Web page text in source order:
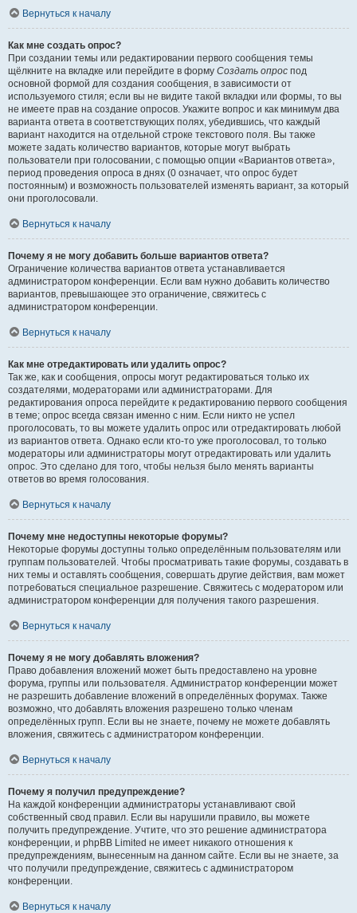
Вернуться к началу
Как мне создать опрос?
При создании темы или редактировании первого сообщения темы
щёлкните на вкладке или перейдите в форму Создать опрос под
основной формой для создания сообщения, в зависимости от
используемого стиля; если вы не видите такой вкладки или формы, то вы
не имеете прав на создание опросов. Укажите вопрос и как минимум два
варианта ответа в соответствующих полях, убедившись, что каждый
вариант находится на отдельной строке текстового поля. Вы также
можете задать количество вариантов, которые могут выбрать
пользователи при голосовании, с помощью опции «Вариантов ответа»,
период проведения опроса в днях (0 означает, что опрос будет
постоянным) и возможность пользователей изменять вариант, за который
они проголосовали.
Вернуться к началу
Почему я не могу добавить больше вариантов ответа?
Ограничение количества вариантов ответа устанавливается
администратором конференции. Если вам нужно добавить количество
вариантов, превышающее это ограничение, свяжитесь с
администратором конференции.
Вернуться к началу
Как мне отредактировать или удалить опрос?
Так же, как и сообщения, опросы могут редактироваться только их
создателями, модераторами или администраторами. Для
редактирования опроса перейдите к редактированию первого сообщения
в теме; опрос всегда связан именно с ним. Если никто не успел
проголосовать, то вы можете удалить опрос или отредактировать любой
из вариантов ответа. Однако если кто-то уже проголосовал, то только
модераторы или администраторы могут отредактировать или удалить
опрос. Это сделано для того, чтобы нельзя было менять варианты
ответов во время голосования.
Вернуться к началу
Почему мне недоступны некоторые форумы?
Некоторые форумы доступны только определённым пользователям или
группам пользователей. Чтобы просматривать такие форумы, создавать в
них темы и оставлять сообщения, совершать другие действия, вам может
потребоваться специальное разрешение. Свяжитесь с модератором или
администратором конференции для получения такого разрешения.
Вернуться к началу
Почему я не могу добавлять вложения?
Право добавления вложений может быть предоставлено на уровне
форума, группы или пользователя. Администратор конференции может
не разрешить добавление вложений в определённых форумах. Также
возможно, что добавлять вложения разрешено только членам
определённых групп. Если вы не знаете, почему не можете добавлять
вложения, свяжитесь с администратором конференции.
Вернуться к началу
Почему я получил предупреждение?
На каждой конференции администраторы устанавливают свой
собственный свод правил. Если вы нарушили правило, вы можете
получить предупреждение. Учтите, что это решение администратора
конференции, и phpBB Limited не имеет никакого отношения к
предупреждениям, вынесенным на данном сайте. Если вы не знаете, за
что получили предупреждение, свяжитесь с администратором
конференции.
Вернуться к началу